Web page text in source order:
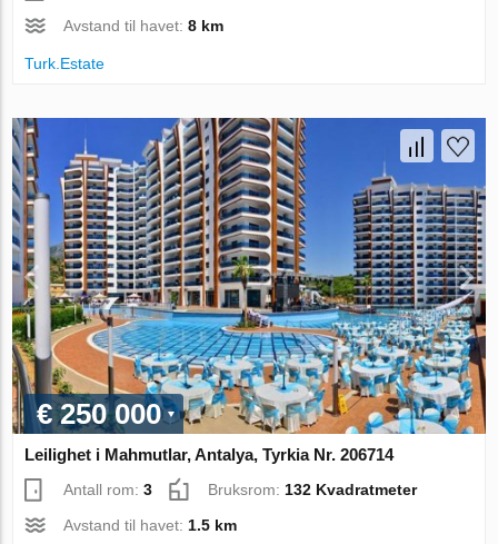
Avstand til havet:8 km
Turk.Estate
€ 250 000
Leilighet i Mahmutlar, Antalya, Tyrkia Nr. 206714
Antall rom:3 Bruksrom: 132 Kvadratmeter
Avstand til havet: 1.5 km